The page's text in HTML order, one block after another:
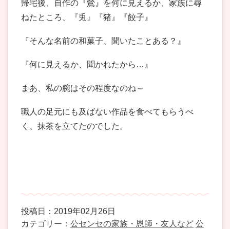
帰宅後、自作の『鶯』を何に見えるか、家族に尋
ねたところ、『兎』『猪』『餃子』
『そんな名前の和菓子、聞いたことある？』
『何に見えるか、聞かれたから…』
まあ、私の腕はその程度なのね～
職人の足元にも及ばない作品を食べてもらうべ
く、抹茶を立てたのでした。
投稿日：2019年02月26日
カテゴリー： 公センセの家族・恩師・友人など 公